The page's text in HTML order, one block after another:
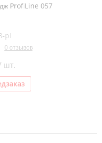
ProfiLine 057
pl
0 отзывов
шт.